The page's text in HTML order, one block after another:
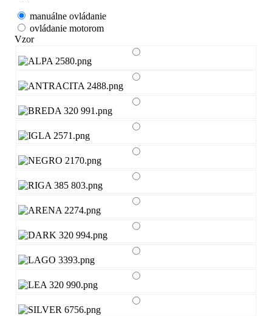
manuálne ovládanie
ovládanie motorom
Vzor